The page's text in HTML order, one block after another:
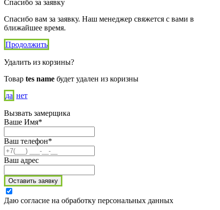
Спасибо за заявку
Спасибо вам за заявку. Наш менеджер свяжется с вами в
ближайшее время.
Продолжить
Удалить из корзины?
Товар tes name будет удален из коризны
да нет
Вызвать замерщика
Ваше Имя*
Ваш телефон*
Ваш адрес
Оставить заявку
Даю согласие на обработку персональных данных